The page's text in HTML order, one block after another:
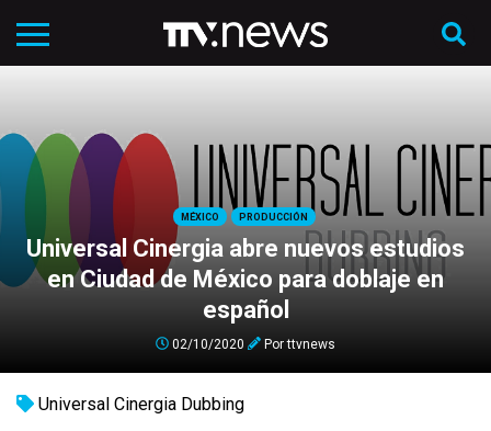
MÉXICO PRODUCCIÓN
Universal Cinergia abre nuevos estudios
en Ciudad de México para doblaje en
español
02/10/2020 Porttvnews
Universal Cinergia Dubbing